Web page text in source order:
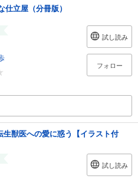
立屋（分冊版）
試し読み
フォロー
獣医への愛に惑う【イラスト付
試し読み